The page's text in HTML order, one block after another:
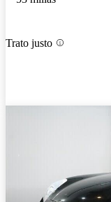
Trato justo